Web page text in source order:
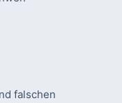
falschen